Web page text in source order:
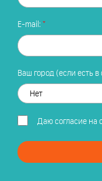
E-mail:
Ваш город (если есть в
Даю согласие на